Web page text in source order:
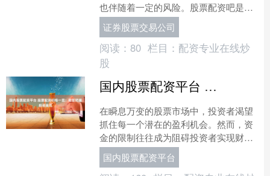
也伴随着一定的风险。股票配资吧是一
个专业的配资平台，致力于为投资者提
供安全、稳健的配资服务。....
证券股票交易公司
阅读： 80 栏目： 配资专业在线炒
股
国内股票配资平台 股票配资价格一览：助您把握投资良机
在瞬息万变的股票市场中，投资者渴望
抓住每一个潜在的盈利机会。然而，资
金的限制往往成为阻碍投资者实现财富
增长的瓶颈。股票配资作为一种放大投
资收益的工具，正逐渐受到....
国内股票配资平台